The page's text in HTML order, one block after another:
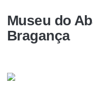
Museu do
Bragança